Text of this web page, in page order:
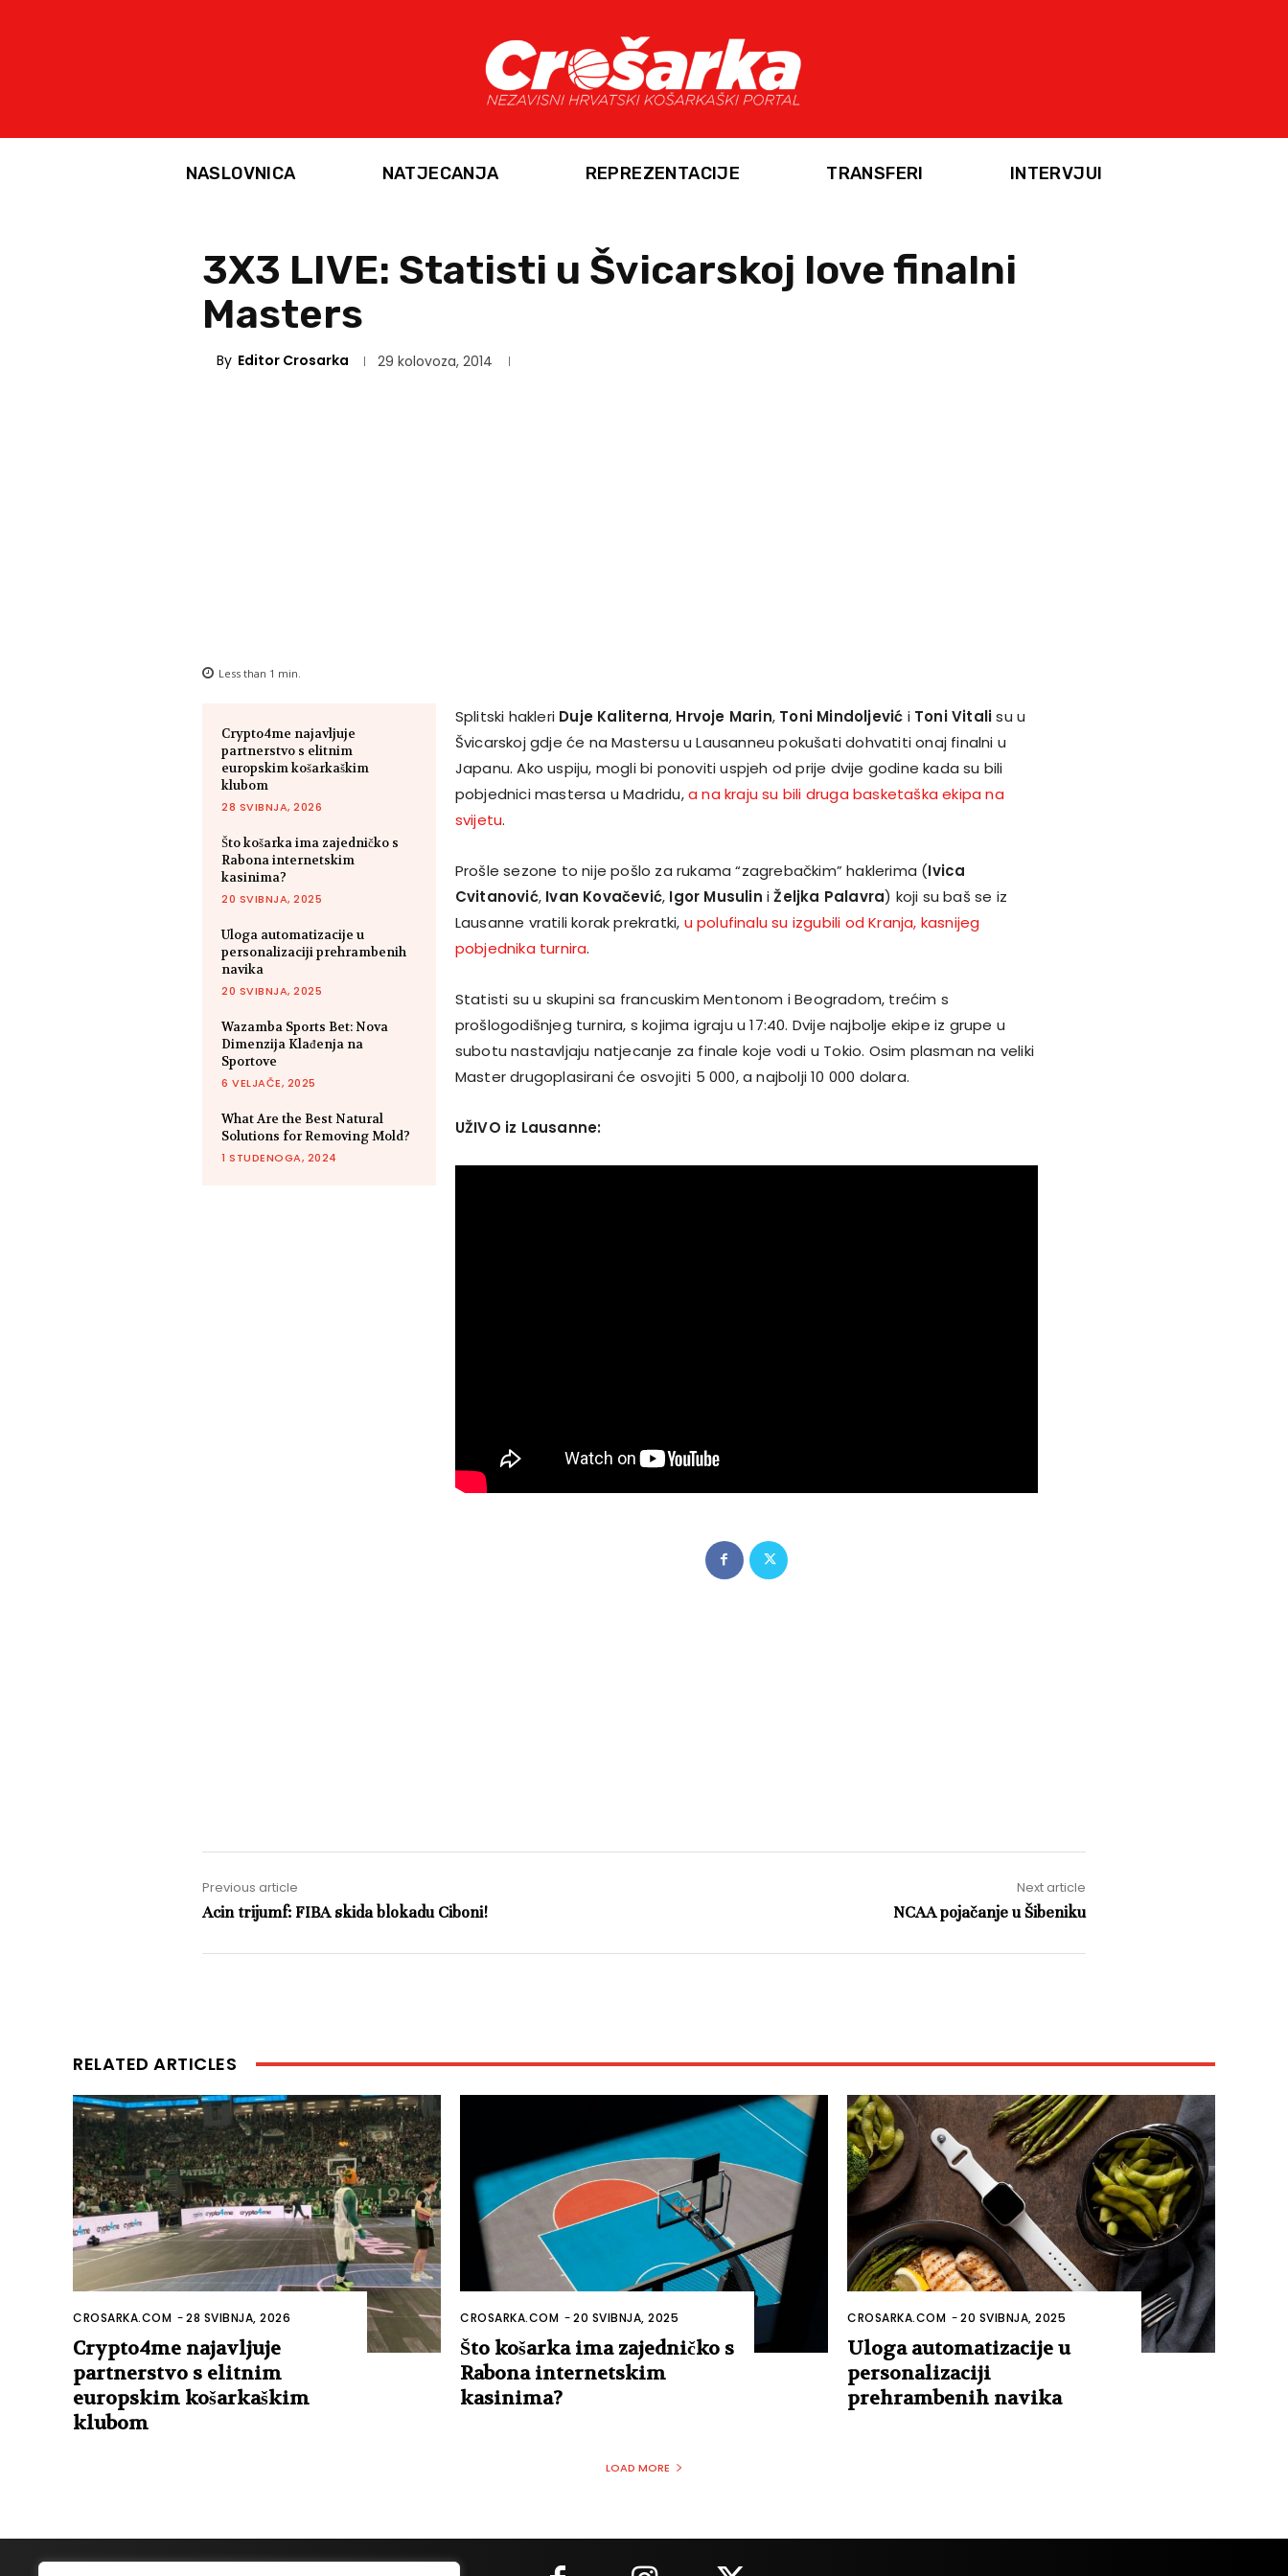
NASLOVNICA NATJECANJA REPREZENTACIJE TRANSFERI INTERVJUI
3X3 LIVE: Statisti u Švicarskoj love finalni
Masters
By Editor Crosarka 29 kolovoza, 2014
Less than 1 min.
Crypto4me najavljuje
partnerstvo s elitnim
europskim košarkaškim
klubom
28 SVIBNJA, 2026
Što košarka ima zajedničko s
Rabona internetskim
kasinima?
20 SVIBNJA, 2025
Uloga automatizacije u
personalizaciji prehrambenih
navika
20 SVIBNJA, 2025
Wazamba Sports Bet: Nova
Dimenzija Klađenja na
Sportove
6 VELJAČE, 2025
What Are the Best Natural
Solutions for Removing Mold?
1 STUDENOGA, 2024
Splitski hakleri Duje Kaliterna, Hrvoje Marin, Toni Mindoljević i Toni Vitalisu u
Švicarskoj gdje će na Mastersu u Lausanneu pokušati dohvatiti onaj finalni u
Japanu. Ako uspiju, mogli bi ponoviti uspjeh od prije dvije godine kada su bili
pobjednici mastersa u Madridu,a na kraju su bili druga basketaška ekipa na
svijetu.
Prošle sezone to nije pošlo za rukama “zagrebačkim” haklerima (Ivica
Cvitanović, Ivan Kovačević, Igor Musulin iŽeljka Palavra) koji su baš se iz
Lausanne vratili korak prekratki, u polufinalu su izgubili od Kranja, kasnijeg
pobjednika turnira.
Statisti su u skupini sa francuskim Mentonom i Beogradom, trećim s
prošlogodišnjeg turnira, s kojima igraju u 17:40. Dvije najbolje ekipe iz grupe u
subotu nastavljaju natjecanje za finale koje vodi u Tokio. Osim plasman na veliki
Master drugoplasirani će osvojiti 5 000, a najbolji 10 000 dolara.
UŽIVO iz Lausanne:
Previous article
Acin trijumf: FIBA skida blokadu Ciboni!
Next article
NCAA pojačanje u Šibeniku
RELATED ARTICLES
CROSARKA.COM -28 SVIBNJA, 2026
Crypto4me najavljuje
partnerstvo s elitnim
europskim košarkaškim
klubom
CROSARKA.COM -20 SVIBNJA, 2025
Što košarka ima zajedničko s
Rabona internetskim
kasinima?
CROSARKA.COM -20 SVIBNJA, 2025
Uloga automatizacije u
personalizaciji
prehrambenih navika
LOAD MORE